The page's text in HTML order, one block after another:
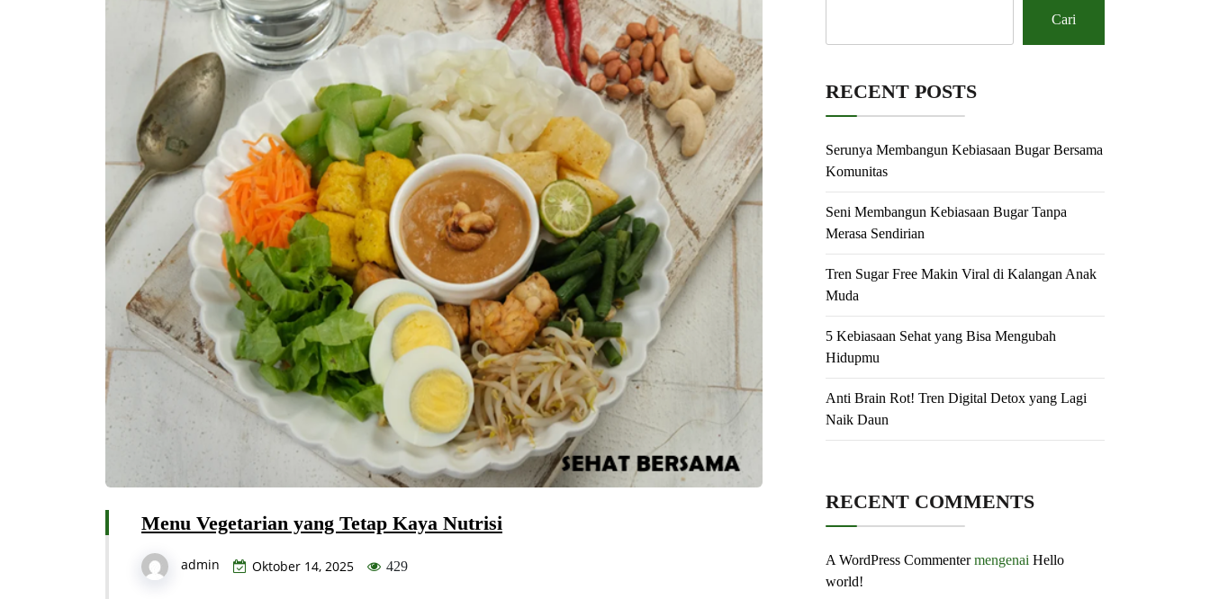
Menu Vegetarian yang Tetap Kaya Nutrisi
admin Oktober 14, 2025 429
Cari
RECENT POSTS
Serunya Membangun Kebiasaan Bugar Bersama
Komunitas
Seni Membangun Kebiasaan Bugar Tanpa
Merasa Sendirian
Tren Sugar Free Makin Viral di Kalangan Anak
Muda
5 Kebiasaan Sehat yang Bisa Mengubah
Hidupmu
Anti Brain Rot! Tren Digital Detox yang Lagi
Naik Daun
RECENT COMMENTS
A WordPress Commentermengenai Hello
world!